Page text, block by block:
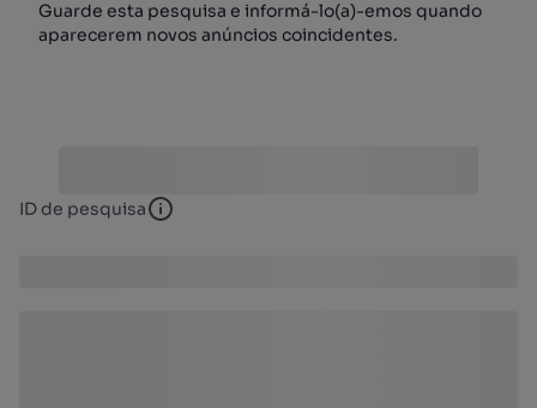
Guarde esta pesquisa e informá-lo(a)-emos quando
aparecerem novos anúncios coincidentes.
ID de pesquisa ID de pesquisa